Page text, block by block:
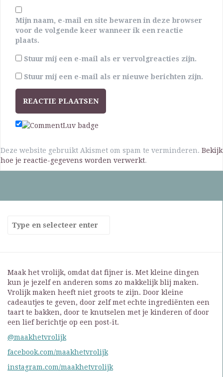
Mijn naam, e-mail en site bewaren in deze browser
voor de volgende keer wanneer ik een reactie
plaats.
Stuur mij een e-mail als er vervolgreacties zijn.
Stuur mij een e-mail als er nieuwe berichten zijn.
Deze website gebruikt Akismet om spam te verminderen. Bekijk
hoe je reactie-gegevens worden verwerkt.
Maak het vrolijk, omdat dat fijner is. Met kleine dingen
kun je jezelf en anderen soms zo makkelijk blij maken.
Vrolijk maken heeft niet groots te zijn. Door kleine
cadeautjes te geven, door zelf met echte ingrediënten een
taart te bakken, door te knutselen met je kinderen of door
een lief berichtje op een post-it.
@maakhetvrolijk
facebook.com/maakhetvrolijk
instagram.com/maakhetvrolijk